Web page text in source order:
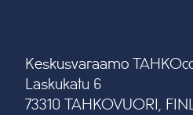
Keskusvaraamo
Laskukatu 6
73310 TAHKOVUORI,